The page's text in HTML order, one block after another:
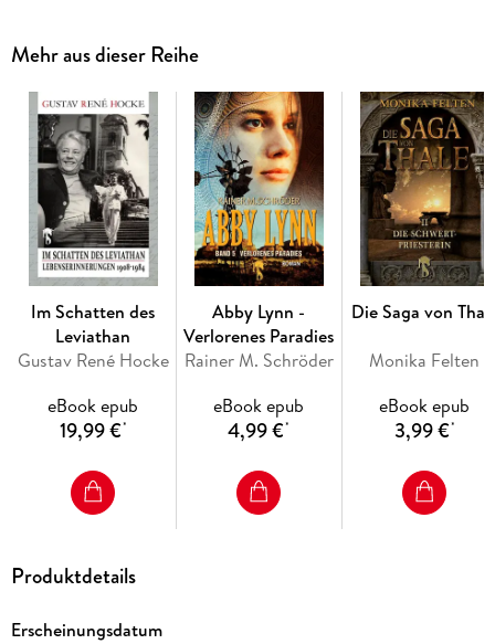
In »Der Neomanierismus« stellt Gustav René Hocke die
Phantastik in der zeitgenössischen Kunst vor.
Mehr aus dieser Reihe
Im Schatten des
Leviathan
Gustav René Hocke
eBook epub
19,99 €*
Abby Lynn -
Verlorenes Paradies
Rainer M. Schröder
eBook epub
4,99 €*
Die Saga von
Monika Felten
eBook epub
3,99 €*
Produktdetails
Erscheinungsdatum